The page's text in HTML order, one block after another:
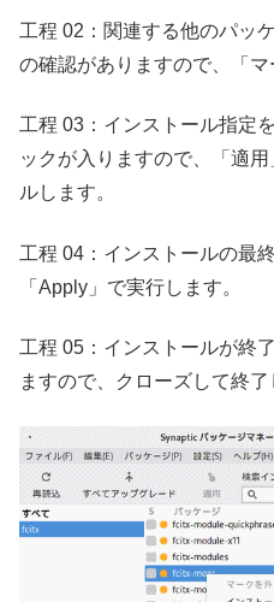
工程 02：関連する他のパッ
の確認がありますので、「マ
工程 03：インストール指定
ックが入りますので、「適
ルします。
工程 04：インストールの最
「Apply」で実行します。
工程 05：インストールが終
ますので、クローズして終了